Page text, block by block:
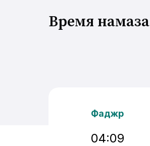
Время намаза
Фаджр
04:09